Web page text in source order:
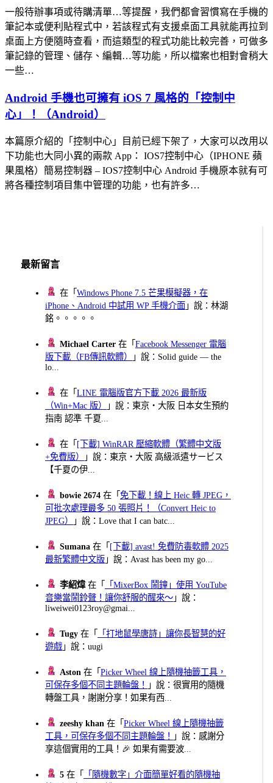
一般待辦事項或待購清單…等提醒，我們都會習慣寫在手機的
筆記本或便利貼程式中，若該程式有支援桌面工具就能再拉到
桌面上方便隨時查看，而這類型的程式功能比較完善，可做多
筆記錄的管理、儲存、編輯…等功能，所以檔案也相對會稍大
一些…
Android 手機也可擁有 iOS 7 風格的「控制中
心」！（Android）
本篇原介紹的「控制中心」目前已經下架了，大家可以改用以
下功能也大同小異的兩款 App： IOS7控制中心（IPHONE 蘋
果風格）簡易控制器 – IOS7控制中心 Android 手機原本就有可
將各種控制項目集中管理的功能，也有許多…
最新留言
在「Windows Phone 7.5 芒果模擬器，在
iPhone、Android 中試用 WP 手機介面 」說：林湖
銘。。。。。
Michael Carter 在「Facebook Messenger 電腦
版下載（FB傳訊軟體）
」說：Solid guide — the
lo...
在「LINE 電腦版官方下載 2026 最新版
（Win+Mac 版）
」說：東京・大阪 日本女生預約
指南 認準 千夏...
在「 [下載] WinRAR 壓縮軟體（繁體中文版
+免費版）
」說：東京・大阪 高級派遣サービス
【千夏の伊...
bowie 2674 在「免下載！線上 Heic 轉 JPEG，
可批次處理最多 50 張照片！（Convert Heic to
JPEG）
」說：Love that I can batc...
Sumana 在「 [下載] avast! 免費防毒軟體 2025
最新繁體中文版 」說：Avast has been my go...
李紹煒在「
「MixerBox 鬧鐘」使用 YouTube
音樂當鬧鈴聲！讓你舒服的醒來～ 」說：
liweiwei0123roy@gmai...
Tugy 在「
「打地鼠學唐詩」讓你長智慧的好
遊戲 」說：uugi
Aston 在「Picker Wheel 線上隨機抽籤工具，
可保存多個不同主題輪盤！
」說：很實用的隨機
轉盤工具，謝謝分享！如果有西...
zeeshy khan 在「Picker Wheel 線上隨機抽籤
工具，可保存多個不同主題輪盤！
」說：感謝分
享這個實用的工具！🎉 如果有需要波...
5 在「
「隨機數字」介面簡單好看的隨機抽